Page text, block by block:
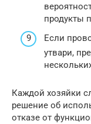
продукты
Если
утвари,
Каждой хозяйки
решение об
отказе от